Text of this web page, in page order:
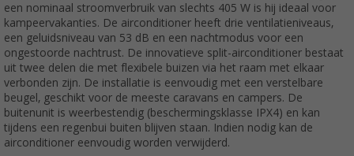
een nominaal stroomverbruik van slechts 405 W is hij ideaal voor
kampeervakanties. De airconditioner heeft drie ventilatieniveaus,
een geluidsniveau van 53 dB en een nachtmodus voor een
ongestoorde nachtrust. De innovatieve split-airconditioner bestaat
uit twee delen die met flexibele buizen via het raam met elkaar
verbonden zijn. De installatie is eenvoudig met een verstelbare
beugel, geschikt voor de meeste caravans en campers. De
buitenunit is weerbestendig (beschermingsklasse IPX4) en kan
tijdens een regenbui buiten blijven staan. Indien nodig kan de
airconditioner eenvoudig worden verwijderd.